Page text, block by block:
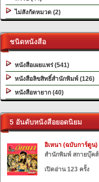
ไม่สังกัดหมวด (2)
ชนิดหนังสือ
หนังสือเผยแพร่ (541)
หนังสือลิขสิทธิ์สำนักพิมพ์ (126)
หนังสือหายาก (40)
5 อันดับหนังสือยอดนิยม
อิเหนา (ฉบับการ์ตูน)
สำนักพิมพ์ สกายบุ๊คส์
เปิดอ่าน 123 ครั้ง